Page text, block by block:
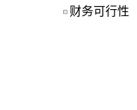
D 财务可行性